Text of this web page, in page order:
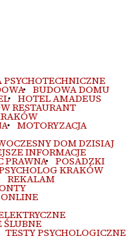
BUDOWA DOMU
HOTEL AMADEUS
RESTAURANT
MOTORYZACJA
DOM DZISIAJ
INFORMACJE
PRAWNA POSADZKI
KRAKÓW
REKALAM
ŚLUBNE
TESTY PSYCHOLOGICZNE